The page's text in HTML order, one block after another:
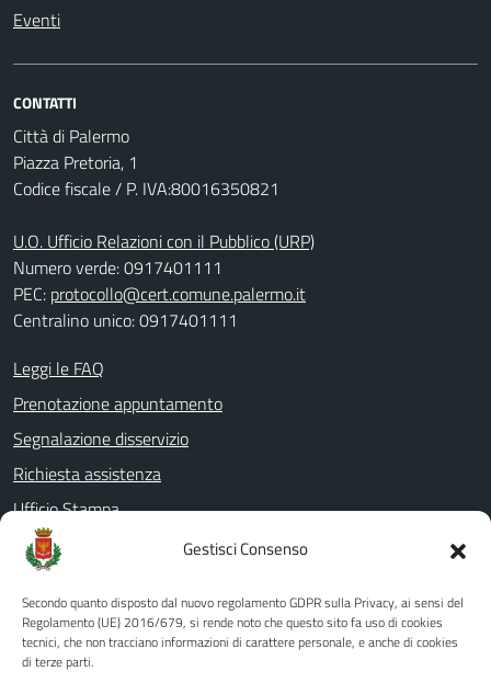
Gestisci Consenso
Secondo quanto disposto dal nuovo regolamento GDPR sulla Privacy, ai sensi del
Regolamento (UE) 2016/679, si rende noto che questo sito fa uso di cookies
tecnici, che non tracciano informazioni di carattere personale, e anche di cookies
di terze parti.
Eventi
CONTATTI
Città di Palermo
Piazza Pretoria, 1
Codice fiscale / P. IVA:80016350821
U.O. Ufficio Relazioni con il Pubblico (URP)
Numero verde: 0917401111
PEC: protocollo@cert.comune.palermo.it
Centralino unico: 0917401111
Leggi le FAQ
Prenotazione appuntamento
Segnalazione disservizio
Richiesta assistenza
Ufficio Stampa
Amministrazione Trasparente
Albo pretorio
Informativa privacy
Note legali